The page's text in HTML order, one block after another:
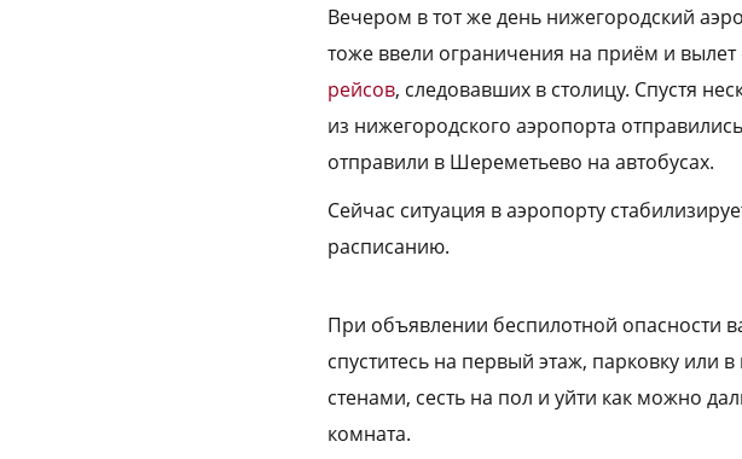
Вечером в тот же день нижегородский
тоже ввели ограничения на приём и вылет
рейсов, следовавших в столицу. Спустя
из нижегородского аэропорта
отправили в Шереметьево на автобусах.
Сейчас ситуация в аэропорту
расписанию.
При объявлении беспилотной опасности
спуститесь на первый этаж, парковку или
стенами, сесть на пол и уйти как можно
комната.